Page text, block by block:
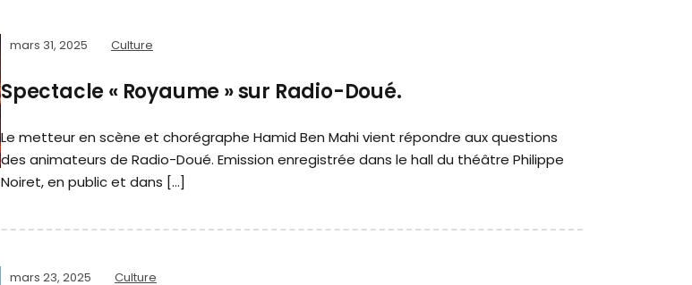
mars 31, 2025 Culture
Spectacle « Royaume » sur Radio-Doué.
Le metteur en scène et chorégraphe Hamid Ben Mahi vient répondre aux questions
des animateurs de Radio-Doué. Emission enregistrée dans le hall du théâtre Philippe
Noiret, en public et dans […]
mars 23, 2025 Culture